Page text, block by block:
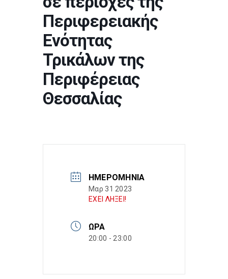
Περιφερειακής
Ενότητας
Τρικάλων της
Περιφέρειας
Θεσσαλίας
ΗΜΕΡΟΜΗΝΊΑ
Μαρ 31 2023
ΕΧΕΙ ΛΗΞΕΙ!
ΏΡΑ
20:00 - 23:00